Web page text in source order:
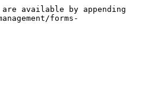
available by appending
forms-